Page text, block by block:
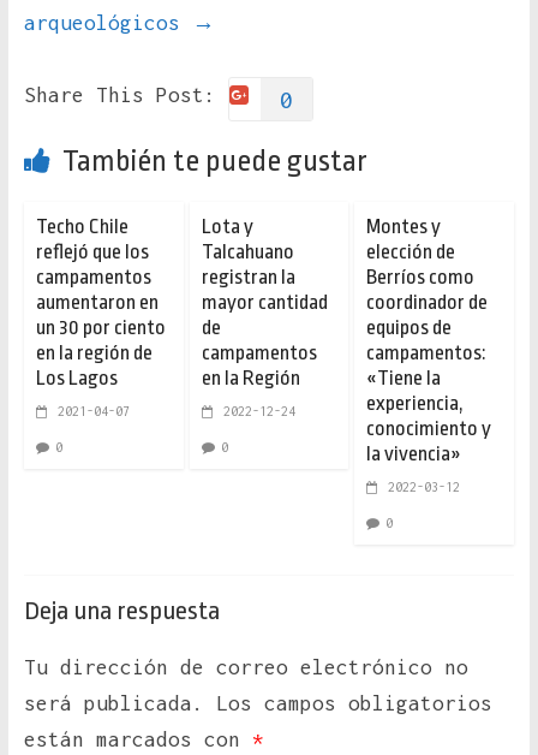
arqueológicos →
Share This Post: 0
También te puede gustar
Techo Chile
reflejó que los
campamentos
aumentaron en
un 30 por ciento
en la región de
Los Lagos
2021-04-07
0
Lota y
Talcahuano
registran la
mayor cantidad
de
campamentos
en la Región
2022-12-24
0
Montes y
elección de
Berríos como
coordinador de
equipos de
campamentos:
«Tiene la
experiencia,
conocimiento y
la vivencia»
2022-03-12
0
Deja una respuesta
Tu dirección de correo electrónico no
será publicada.
Los campos obligatorios
están marcados con *